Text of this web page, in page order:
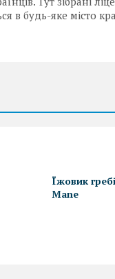
в будь-яке місто
Їжовик
Mane